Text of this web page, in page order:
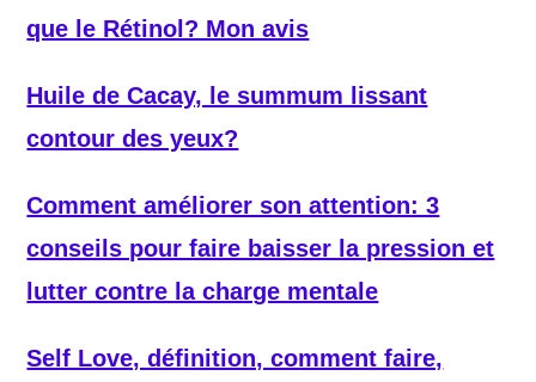
que le Rétinol? Mon avis
Huile de Cacay, le summum lissant
contour des yeux?
Comment améliorer son attention: 3
conseils pour faire baisser la pression et
lutter contre la charge mentale
Self Love, définition, comment faire,